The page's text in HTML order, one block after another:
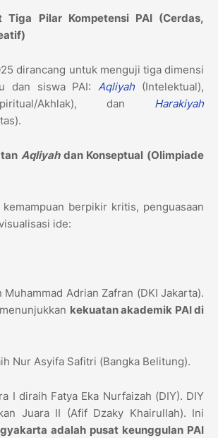
Tiga Pilar Kompetensi PAI (Cerdas,
dirancang untuk menguji tiga dimensi
dan siswa PAI: Aqliyah(Intelektual),
Akhlak), dan Harakiyah
Aqliyahdan Konseptual (Olimpiade
berpikir kritis, penguasaan
ide:
Muhammad Adrian Zafran (DKI Jakarta).
kekuatan akademik PAI di
Nur Asyifa Safitri (Bangka Belitung).
I diraih Fatya Eka Nurfaizah (DIY). DIY
Juara II (Afif Dzaky Khairullah). Ini
adalah pusat keunggulan PAI